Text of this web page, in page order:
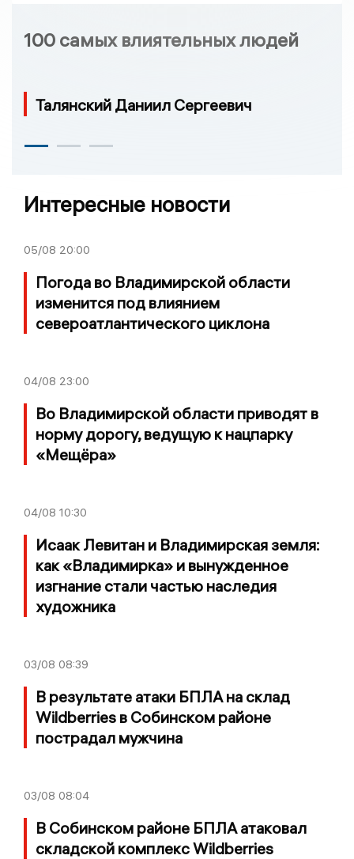
100 самых влиятельных людей
Талянский Даниил Сергеевич
Интересные новости
05/08 20:00
Погода во Владимирской области
изменится под влиянием
североатлантического циклона
04/08 23:00
Во Владимирской области приводят в
норму дорогу, ведущую к нацпарку
«Мещёра»
04/08 10:30
Исаак Левитан и Владимирская земля:
как «Владимирка» и вынужденное
изгнание стали частью наследия
художника
03/08 08:39
В результате атаки БПЛА на склад
Wildberries в Собинском районе
пострадал мужчина
03/08 08:04
В Собинском районе БПЛА атаковал
складской комплекс Wildberries